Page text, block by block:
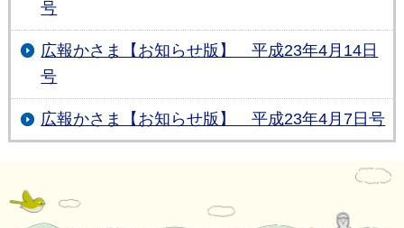
号
広報かさま【お知らせ版】 平成23年4月14日
号
広報かさま【お知らせ版】 平成23年4月7日号